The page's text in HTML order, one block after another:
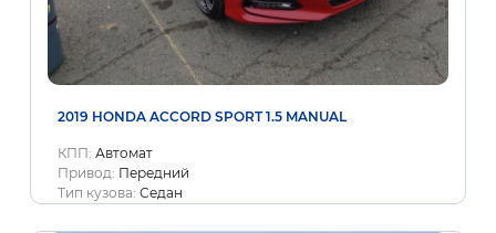
2019 HONDA ACCORD SPORT 1.5 MANUAL
КПП: Автомат
Привод: Передний
Тип кузова: Седан